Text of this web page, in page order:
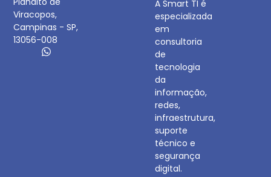
Viracopos,
Campinas - SP,
13056-008
A Smart TI é
especializada
em
consultoria
de
tecnologia
da
informação,
redes,
infraestrutura,
suporte
técnico e
segurança
digital.